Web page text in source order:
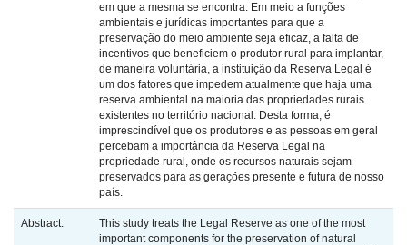
em que a mesma se encontra. Em meio a funções
ambientais e jurídicas importantes para que a
preservação do meio ambiente seja eficaz, a falta de
incentivos que beneficiem o produtor rural para implantar,
de maneira voluntária, a instituição da Reserva Legal é
um dos fatores que impedem atualmente que haja uma
reserva ambiental na maioria das propriedades rurais
existentes no território nacional. Desta forma, é
imprescindível que os produtores e as pessoas em geral
percebam a importância da Reserva Legal na
propriedade rural, onde os recursos naturais sejam
preservados para as gerações presente e futura de nosso
país.
Abstract:
This study treats the Legal Reserve as one of the most
important components for the preservation of natural